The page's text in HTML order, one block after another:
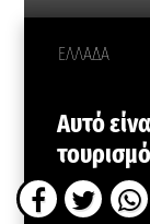
ΕΛΛΑΔΑ
Αυτό
τουρισμό